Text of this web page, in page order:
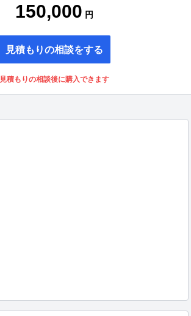
150,000 円
見積もりの相談をする
見積もりの相談後に購入できます